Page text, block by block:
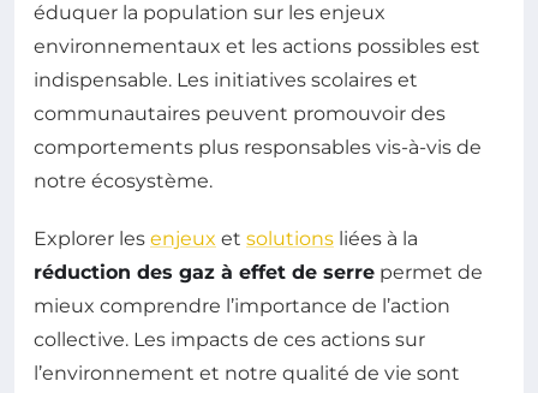
éduquer la population sur les enjeux
environnementaux et les actions possibles est
indispensable. Les initiatives scolaires et
communautaires peuvent promouvoir des
comportements plus responsables vis-à-vis de
notre écosystème.
Explorer les enjeux et solutions liées à la
réduction des gaz à effet de serre permet de
mieux comprendre l’importance de l’action
collective. Les impacts de ces actions sur
l’environnement et notre qualité de vie sont